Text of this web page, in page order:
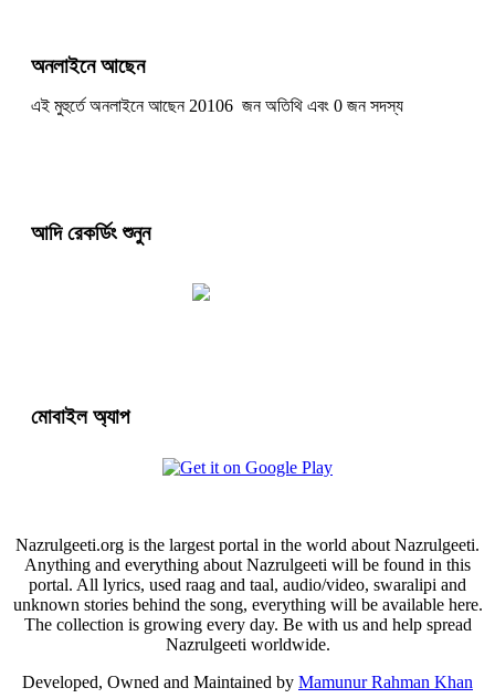
অনলাইনে আছেন
এই মুহুর্তে অনলাইনে আছেন 20106 জন অতিথি এবং 0 জন সদস্য
আদি রেকর্ডিং শুনুন
মোবাইল অ্যাপ
Nazrulgeeti.org is the largest portal in the world about Nazrulgeeti.
Anything and everything about Nazrulgeeti will be found in this
portal. All lyrics, used raag and taal, audio/video, swaralipi and
unknown stories behind the song, everything will be available here.
The collection is growing every day. Be with us and help spread
Nazrulgeeti worldwide.
Developed, Owned and Maintained by Mamunur Rahman Khan